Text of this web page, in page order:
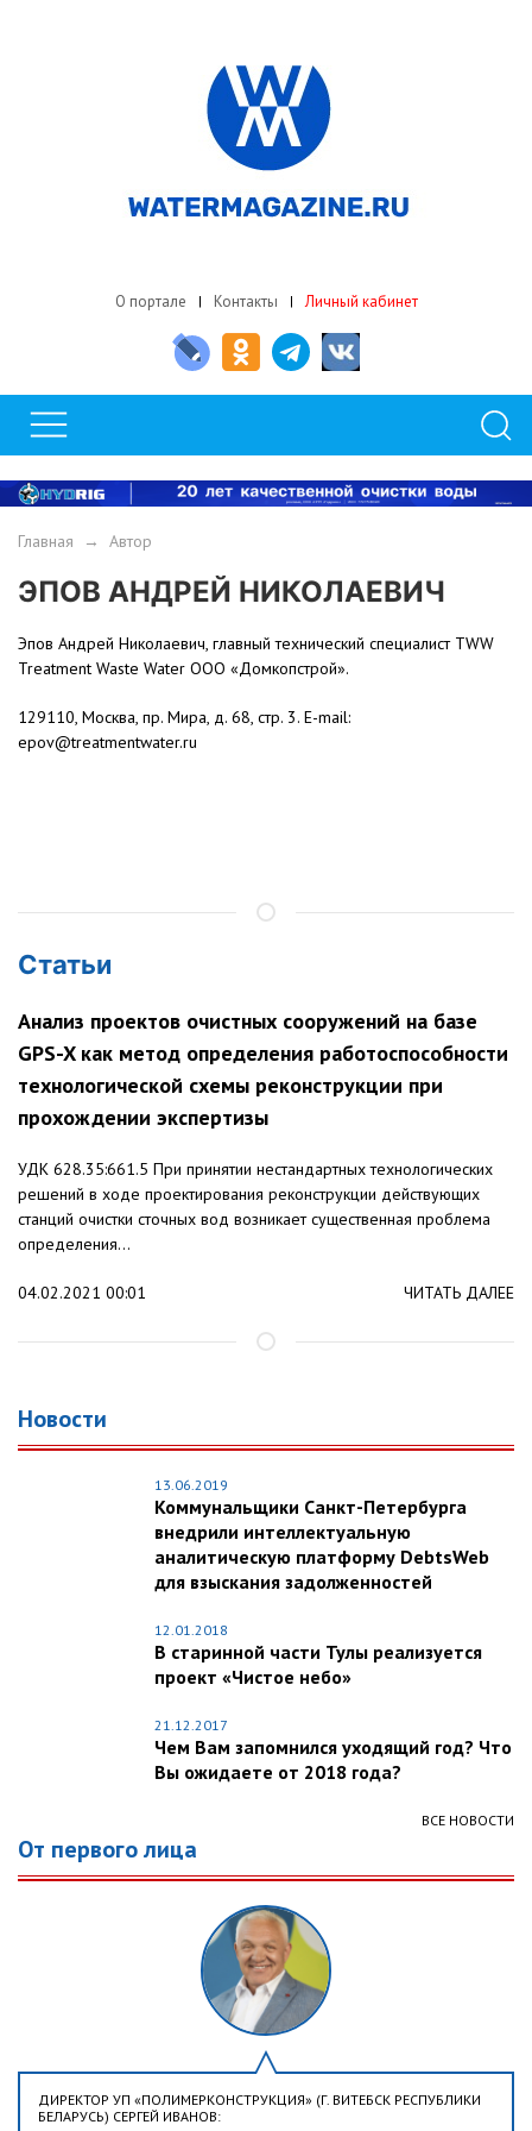
О портале Контакты Личный кабинет
Главная → Автор
ЭПОВ АНДРЕЙ НИКОЛАЕВИЧ
Эпов Андрей Николаевич, главный технический специалист TWW
Treatment Waste Water ООО «Домкопстрой».
129110, Москва, пр. Мира, д. 68, стр. 3. Е-mail:
epov@treatmentwater.ru
Статьи
Анализ проектов очистных сооружений на базе
GPS-X как метод определения работоспособности
технологической схемы реконструкции при
прохождении экспертизы
УДК 628.35:661.5 При принятии нестандартных технологических
решений в ходе проектирования реконструкции действующих
станций очистки сточных вод возникает существенная проблема
определения...
04.02.2021 00:01 ЧИТАТЬ ДАЛЕЕ
Новости
13.06.2019
Коммунальщики Санкт-Петербурга
внедрили интеллектуальную
аналитическую платформу DebtsWeb
для взыскания задолженностей
12.01.2018
В старинной части Тулы реализуется
проект «Чистое небо»
21.12.2017
Чем Вам запомнился уходящий год? Что
Вы ожидаете от 2018 года?
ВСЕ НОВОСТИ
От первого лица
ДИРЕКТОР УП «ПОЛИМЕРКОНСТРУКЦИЯ» (Г. ВИТЕБСК РЕСПУБЛИКИ
БЕЛАРУСЬ) СЕРГЕЙ ИВАНОВ: